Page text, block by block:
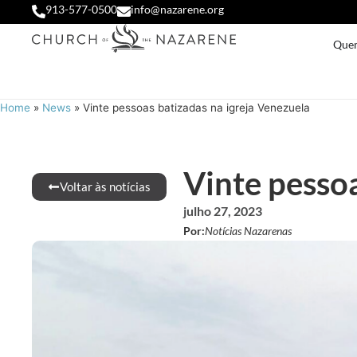
913-577-0500 info@nazarene.org
Home » News » Vinte pessoas batizadas na igreja Venezuela
Voltar às notícias Vinte
julho 27, 2023
Por:Notícias Nazarenas